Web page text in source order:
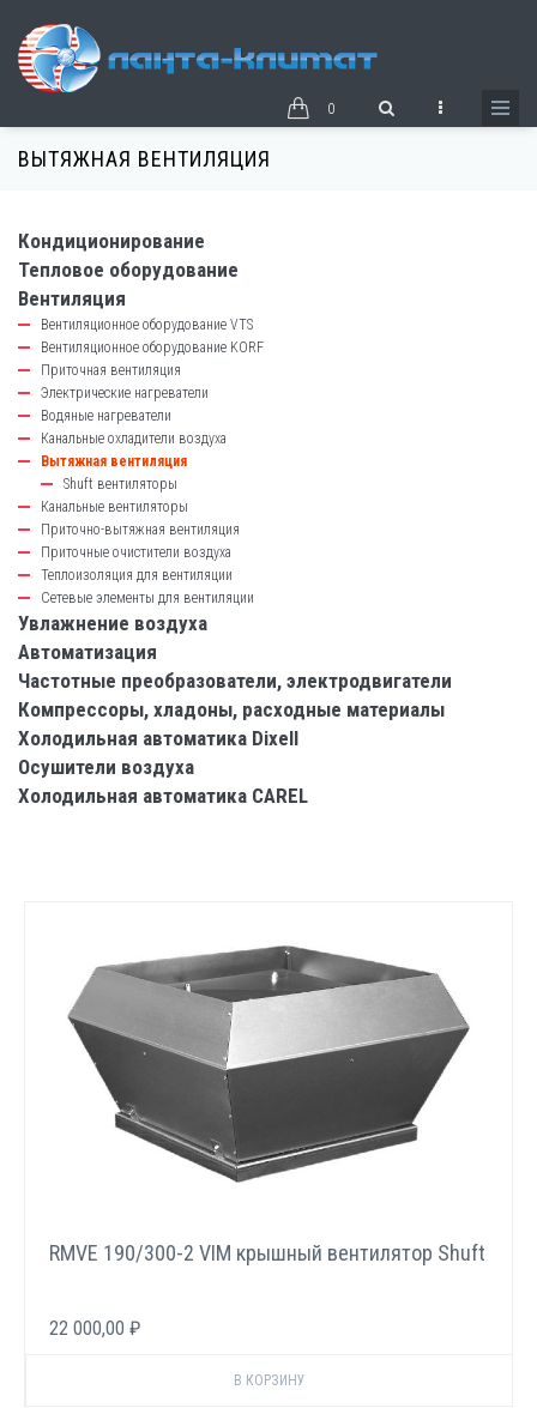
основному
0
ВЫТЯЖНАЯ ВЕНТИЛЯЦИЯ
catalog-
left-
block
Кондиционирование
Тепловое оборудование
Вентиляция
Вентиляционное оборудование VTS
Вентиляционное оборудование KORF
Приточная вентиляция
Электрические нагреватели
Водяные нагреватели
Канальные охладители воздуха
Вытяжная вентиляция
Shuft вентиляторы
Канальные вентиляторы
Приточно-вытяжная вентиляция
Приточные очистители воздуха
Теплоизоляция для вентиляции
Сетевые элементы для вентиляции
Увлажнение воздуха
Автоматизация
Частотные преобразователи, электродвигатели
Компрессоры, хладоны, расходные материалы
Холодильная автоматика Dixell
Осушители воздуха
Холодильная автоматика CAREL
RMVE 190/300-2 VIM крышный вентилятор Shuft
22 000,00 ₽